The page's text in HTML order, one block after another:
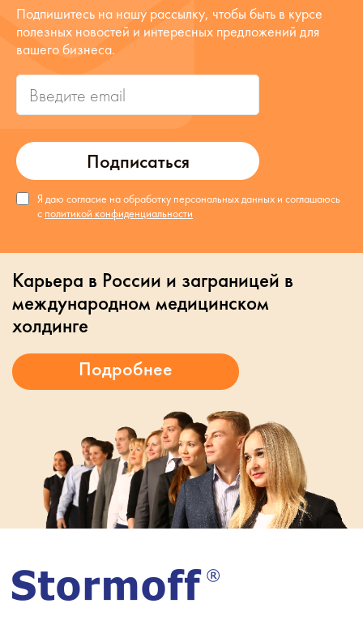
Подписаться
Подпишитесь на нашу рассылку, чтобы быть в курсе
полезных новостей и интересных предложений для
вашего бизнеса.
Я даю согласие на обработку персональных данных и соглашаюсь
с политикой конфиденциальности
Карьера в России и заграницей в
международном медицинском
холдинге